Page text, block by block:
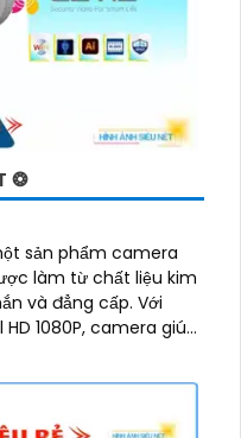
❂
sản phẩm camera
làm từ chất liệu kim
đẳng cấp. Với
1080P, camera giúp